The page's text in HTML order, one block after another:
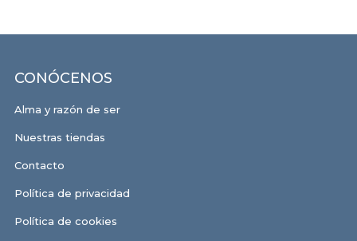
CONÓCENOS
Alma y razón de ser
Nuestras tiendas
Contacto
Política de privacidad
Política de cookies